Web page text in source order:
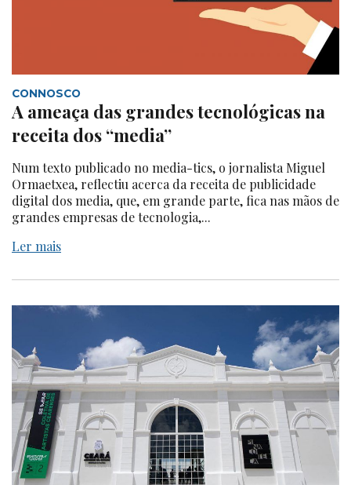
CONNOSCO
A ameaça das grandes tecnológicas na
receita dos “media”
Num texto publicado no media-tics, o jornalista Miguel
Ormaetxea, reflectiu acerca da receita de publicidade
digital dos media, que, em grande parte, fica nas mãos de
grandes empresas de tecnologia,...
Ler mais